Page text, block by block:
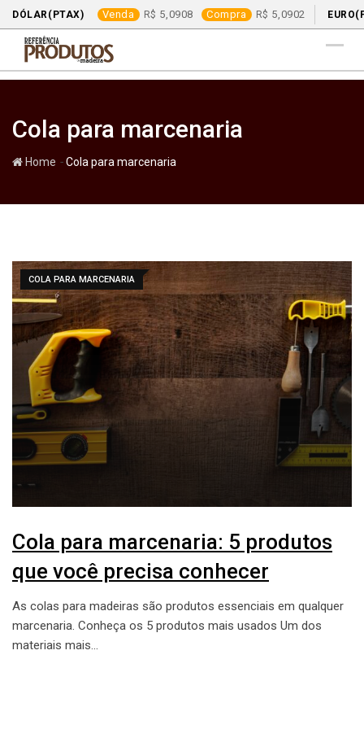
DÓLAR(PTAX) Venda 5,0908 Compra 5,0902
content
Cola para marcenaria
Home -Cola para marcenaria
COLA PARA MARCENARIA
Cola para marcenaria: 5 produtos
que você precisa conhecer
As colas para madeiras são produtos essenciais em qualquer
marcenaria. Conheça os 5 produtos mais usados Um dos
materiais mais…